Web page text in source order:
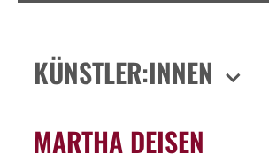
KÜNSTLER:INNEN
MARTHA DEISEN